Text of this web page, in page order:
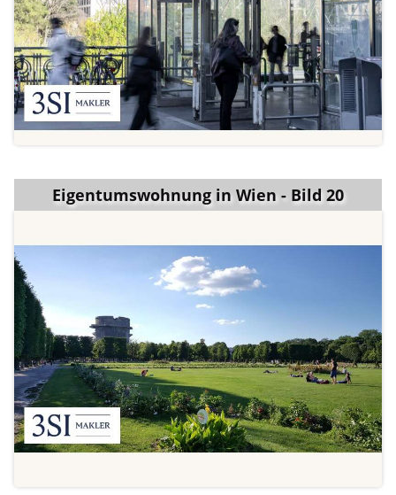
Eigentumswohnung in Wien - Bild 20